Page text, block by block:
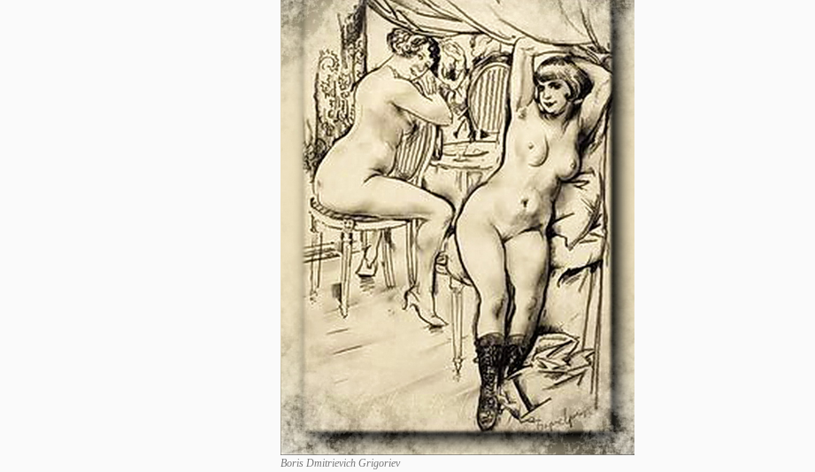
Boris Dmitrievich Grigoriev